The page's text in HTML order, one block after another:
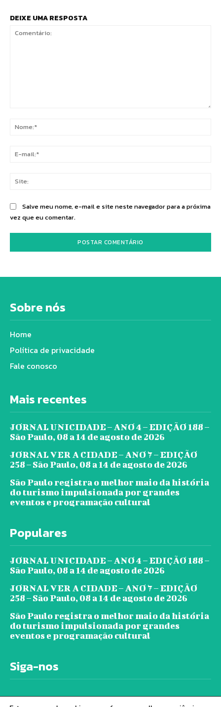
DEIXE UMA RESPOSTA
Salve meu nome, e-mail e site neste navegador para a próxima
vez que eu comentar.
Sobre nós
Home
Política de privacidade
Fale conosco
Mais recentes
JORNAL UNICIDADE – ANO 4 – EDIÇÃO 188 –
São Paulo, 08 a 14 de agosto de 2026
JORNAL VER A CIDADE – ANO 7 – EDIÇÃO
258 – São Paulo, 08 a 14 de agosto de 2026
São Paulo registra o melhor maio da história
do turismo impulsionada por grandes
eventos e programação cultural
Populares
JORNAL UNICIDADE – ANO 4 – EDIÇÃO 188 –
São Paulo, 08 a 14 de agosto de 2026
JORNAL VER A CIDADE – ANO 7 – EDIÇÃO
258 – São Paulo, 08 a 14 de agosto de 2026
São Paulo registra o melhor maio da história
do turismo impulsionada por grandes
eventos e programação cultural
Siga-nos